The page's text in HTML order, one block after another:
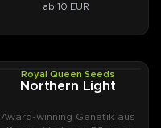
ab 10 EUR
PHOTOFEM
Royal Queen Seeds
Northern Light
Award-winning Genetik aus